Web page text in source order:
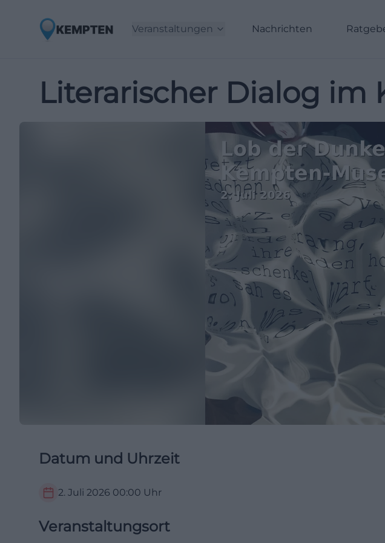
Veranstaltungen Nachrichten
Literarischer Dialog im
Datum und Uhrzeit
2. Juli 2026 00:00 Uhr
Veranstaltungsort